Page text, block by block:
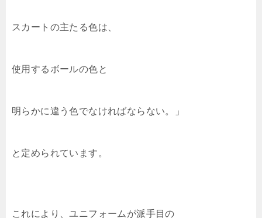
スカートの主たる色は、
使用するボールの色と
明らかに違う色でなければならない。」
と定められています。
これにより、ユニフォームが派手目の